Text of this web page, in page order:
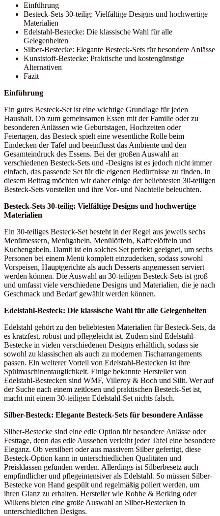
Einführung
Besteck-Sets 30-teilig: Vielfältige Designs und hochwertige
Materialien
Edelstahl-Bestecke: Die klassische Wahl für alle
Gelegenheiten
Silber-Bestecke: Elegante Besteck-Sets für besondere Anlässe
Kunststoff-Bestecke: Praktische und kostengünstige
Alternativen
Fazit
Einführung
Ein gutes Besteck-Set ist eine wichtige Grundlage für jeden
Haushalt. Ob zum gemeinsamen Essen mit der Familie oder zu
besonderen Anlässen wie Geburtstagen, Hochzeiten oder
Feiertagen, das Besteck spielt eine wesentliche Rolle beim
Eindecken der Tafel und beeinflusst das Ambiente und den
Gesamteindruck des Essens. Bei der großen Auswahl an
verschiedenen Besteck-Sets und -Designs ist es jedoch nicht immer
einfach, das passende Set für die eigenen Bedürfnisse zu finden. In
diesem Beitrag möchten wir daher einige der beliebtesten 30-teiligen
Besteck-Sets vorstellen und ihre Vor- und Nachteile beleuchten.
Besteck-Sets 30-teilig: Vielfältige Designs und hochwertige
Materialien
Ein 30-teiliges Besteck-Set besteht in der Regel aus jeweils sechs
Menümessern, Menügabeln, Menülöffeln, Kaffeelöffeln und
Kuchengabeln. Damit ist ein solches Set perfekt geeignet, um sechs
Personen bei einem Menü komplett einzudecken, sodass sowohl
Vorspeisen, Hauptgerichte als auch Desserts angemessen serviert
werden können. Die Auswahl an 30-teiligen Besteck-Sets ist groß
und umfasst viele verschiedene Designs und Materialien, die je nach
Geschmack und Bedarf gewählt werden können.
Edelstahl-Besteck: Die klassische Wahl für alle Gelegenheiten
Edelstahl gehört zu den beliebtesten Materialien für Besteck-Sets, da
es kratzfest, robust und pflegeleicht ist. Zudem sind Edelstahl-
Bestecke in vielen verschiedenen Designs erhältlich, sodass sie
sowohl zu klassischen als auch zu modernen Tischarrangements
passen. Ein weiterer Vorteil von Edelstahl-Bestecken ist ihre
Spülmaschinentauglichkeit. Einige bekannte Hersteller von
Edelstahl-Bestecken sind WMF, Villeroy & Boch und Silit. Wer auf
der Suche nach einem zeitlosen und praktischen Besteck-Set ist,
macht mit einem 30-teiligen Edelstahl-Set nichts falsch.
Silber-Besteck: Elegante Besteck-Sets für besondere Anlässe
Silber-Bestecke sind eine edle Option für besondere Anlässe oder
Festtage, denn das edle Aussehen verleiht jeder Tafel eine besondere
Eleganz. Ob versilbert oder aus massivem Silber gefertigt, diese
Besteck-Option kann in unterschiedlichen Qualitäten und
Preisklassen gefunden werden. Allerdings ist Silberbesetz auch
empfindlicher und pflegeintensiver als Edelstahl. So müssen Silber-
Bestecke von Hand gespült und regelmäßig poliert werden, um
ihren Glanz zu erhalten. Hersteller wie Robbe & Berking oder
Wilkens bieten eine große Auswahl an Silber-Bestecken in
unterschiedlichen Designs.